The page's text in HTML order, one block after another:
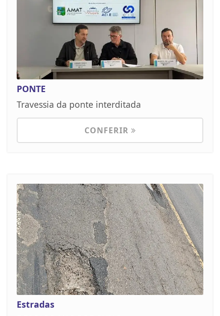
PONTE
Travessia da ponte interditada
CONFERIR
Estradas